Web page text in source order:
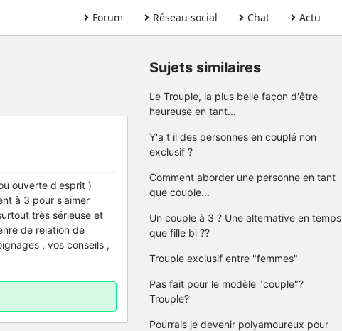
Forum Réseau social Chat Actu
ouverte d'esprit )
à 3 pour s'aimer
très sérieuse et
de relation de
, vos conseils ,
Sujets similaires
Le Trouple, la plus belle façon d'être
heureuse en tant...
Y'a t il des personnes en couplé non
exclusif ?
Comment aborder une personne en tant
que couple...
Un couple à 3 ? Une alternative en temps
que fille bi ??
Trouple exclusif entre "femmes"
Pas fait pour le modèle "couple"?
Trouple?
Pourrais je devenir polyamoureux pour